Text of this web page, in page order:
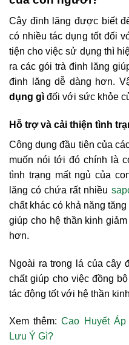
Cây đinh lăng được biết
có nhiều tác dụng tốt đối
tiện cho việc sử dụng thì
ra các gói trà đinh lăng
đinh lăng dễ dàng hơn.
dụng gì đối với sức khỏe
Hỗ trợ và cải thiện tình
Công dụng đầu tiên của
muốn nói tới đó chính là
tình trạng mất ngủ của
lăng có chứa rất nhiều
chất khác có khả năng
giúp cho hệ thần kinh
hơn.
Ngoài ra trong lá của cây
chất giúp cho việc đồng
tác động tốt với hệ thần
Xem thêm:Cao Huyết
Lưu Ý Gì?